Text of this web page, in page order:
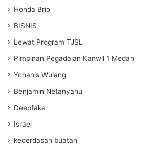
Honda Brio
BISNIS
Lewat Program TJSL
Pimpinan Pegadaian Kanwil 1 Medan
Yohanis Wulang
Benjamin Netanyahu
Deepfake
Israel
kecerdasan buatan